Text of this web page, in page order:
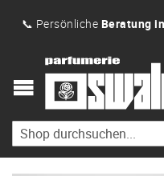
📞 Persönliche Beratung